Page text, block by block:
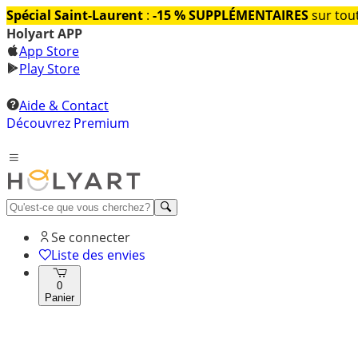
Spécial Saint-Laurent : -15 % SUPPLÉMENTAIRESsur
Holyart APP
App Store
Play Store
Aide & Contact
Découvrez Premium
Se connecter
Liste des envies
0
Panier